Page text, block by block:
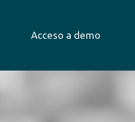
Acceso a demo